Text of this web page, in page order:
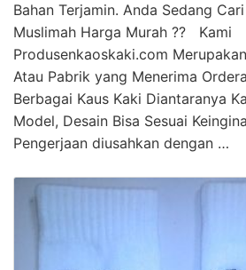
Bahan Terjamin. Anda Sedang
Muslimah Harga Murah ?? Kami
Produsenkaoskaki.com
Atau Pabrik yang Menerima
Berbagai Kaus Kaki Diantaranya
Model, Desain Bisa Sesuai
Pengerjaan diusahkan dengan …